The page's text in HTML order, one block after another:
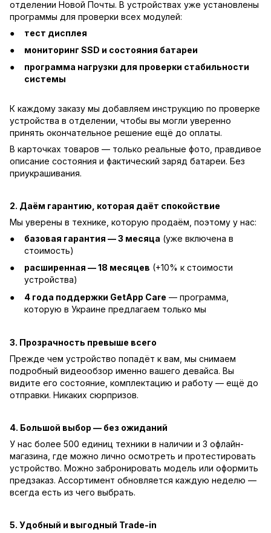
отделении Новой Почты. В устройствах уже установлены
программы для проверки всех модулей:
тест дисплея
мониторинг SSD и состояния батареи
программа нагрузки для проверки стабильности
системы
К каждому заказу мы добавляем инструкцию по проверке
устройства в отделении, чтобы вы могли уверенно
принять окончательное решение ещё до оплаты.
В карточках товаров — только реальные фото, правдивое
описание состояния и фактический заряд батареи. Без
приукрашивания.
2. Даём гарантию, которая даёт спокойствие
Мы уверены в технике, которую продаём, поэтому у нас:
базовая гарантия — 3 месяца (уже включена в
стоимость)
расширенная — 18 месяцев (+10% к стоимости
устройства)
4 года поддержки GetApp Care — программа,
которую в Украине предлагаем только мы
3. Прозрачность превыше всего
Прежде чем устройство попадёт к вам, мы снимаем
подробный видеообзор именно вашего девайса. Вы
видите его состояние, комплектацию и работу — ещё до
отправки. Никаких сюрпризов.
4. Большой выбор — без ожиданий
У нас более 500 единиц техники в наличии и 3 офлайн-
магазина, где можно лично осмотреть и протестировать
устройство. Можно забронировать модель или оформить
предзаказ. Ассортимент обновляется каждую неделю —
всегда есть из чего выбрать.
5. Удобный и выгодный Trade-in